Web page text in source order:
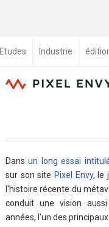
Etudes Industrie
Dansun long essai
sur son site Pixel Envy, le
l'histoire récente du
conduit une vision
années, l'un des